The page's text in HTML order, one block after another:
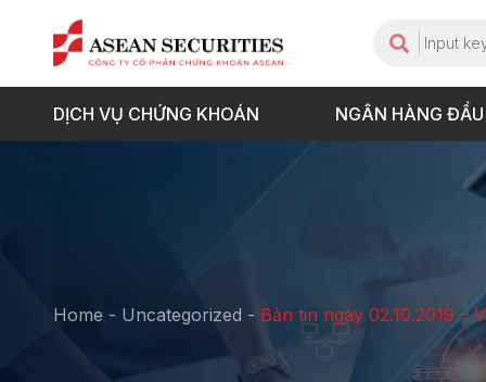
DỊCH VỤ CHỨNG KHOÁN NGÂN HÀNG
Home - Uncategorized - Bản tin ngày 02.10.2019 –